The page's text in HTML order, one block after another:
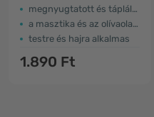
megnyugtatott és táplált bőrért
a masztika és az olívaolaj kettős hatása
testre és hajra alkalmas
1.890 Ft